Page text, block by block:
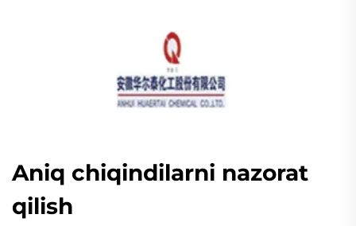
Aniq chiqindilarni nazorat
qilish